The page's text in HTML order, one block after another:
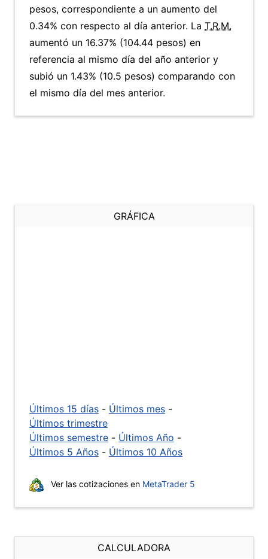
pesos, correspondiente a un aumento del
0.34% con respecto al día anterior. La T.R.M.
aumentó un 16.37% (104.44 pesos) en
referencia al mismo día del año anterior y
subió un 1.43% (10.5 pesos) comparando con
el mismo día del mes anterior.
GRÁFICA
Últimos 15 días - Últimos mes -
Últimos trimestre
Últimos semestre - Últimos Año -
Últimos 5 Años - Últimos 10 Años
Ver las cotizaciones en MetaTrader 5
CALCULADORA